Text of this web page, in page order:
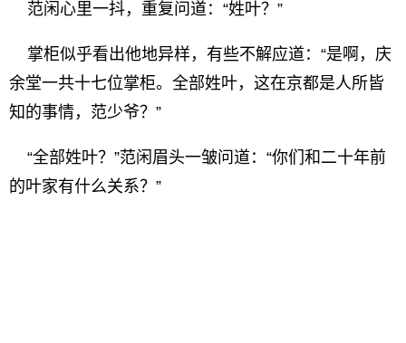
范闲心里一抖，重复问道：“姓叶？”
掌柜似乎看出他地异样，有些不解应道：“是啊，庆
余堂一共十七位掌柜。全部姓叶，这在京都是人所皆
知的事情，范少爷？”
“全部姓叶？”范闲眉头一皱问道：“你们和二十年前
的叶家有什么关系？”